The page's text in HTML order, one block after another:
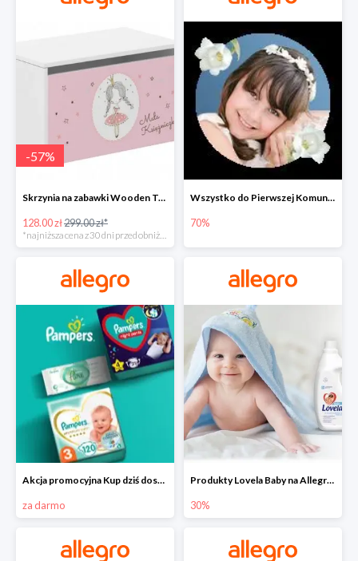
-57%
Skrzynia na zabawki Wooden Toys -57%
128.00 zł299.00 zł*
Wszystko do Pierwszej Komunii na Allegro do -70%
70%
Akcja promocyjna Kup dziś dostawa jutro
za darmo
Produkty Lovela Baby na Allegro do -30%
30%